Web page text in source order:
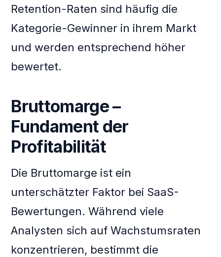
Retention-Raten sind häufig die
Kategorie-Gewinner in ihrem Markt
und werden entsprechend höher
bewertet.
Bruttomarge –
Fundament der
Profitabilität
Die Bruttomarge ist ein
unterschätzter Faktor bei SaaS-
Bewertungen. Während viele
Analysten sich auf Wachstumsraten
konzentrieren, bestimmt die